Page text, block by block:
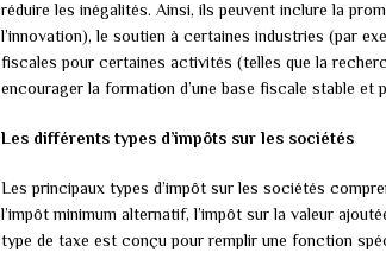
réduire les inégalités. Ainsi, ils peuvent inclure la
l’innovation), le soutien à certaines industries (par
fiscales pour certaines activités (telles que la
encourager la formation d’une base fiscale stable et
Les différents types d’impôts sur les sociétés
Les principaux types d’impôt sur les sociétés
l’impôt minimum alternatif, l’impôt sur la valeur
type de taxe est conçu pour remplir une fonction